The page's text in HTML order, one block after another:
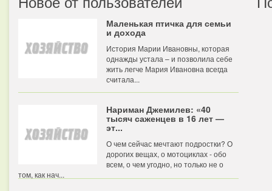
Маленькая птичка для семьи
и дохода
История Марии Ивановны, которая
однажды устала – и позволила себе
жить легче Мария Ивановна всегда
считала...
Нариман Джемилев: «40
тысяч саженцев в 16 лет —
эт...
О чем сейчас мечтают подростки? О
дорогих вещах, о мотоциклах - обо
всем, о чем угодно, но только не о
том, как нач...